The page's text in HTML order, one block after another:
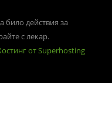
било действия за
с лекар.
от Superhosting